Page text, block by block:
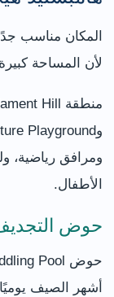
المكان مناسب
لأن المساحة
ومرافق رياضية،
الأطفال.
حوض
أشهر الصيف